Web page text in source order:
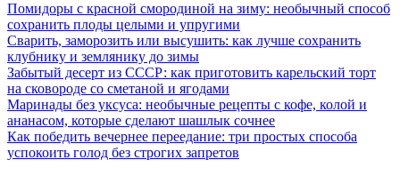
Помидоры с красной смородиной на зиму: необычный способ
сохранить плоды целыми и упругими
Сварить, заморозить или высушить: как лучше сохранить
клубнику и землянику до зимы
Забытый десерт из СССР: как приготовить карельский торт
на сковороде со сметаной и ягодами
Маринады без уксуса: необычные рецепты с кофе, колой и
ананасом, которые сделают шашлык сочнее
Как победить вечернее переедание: три простых способа
успокоить голод без строгих запретов